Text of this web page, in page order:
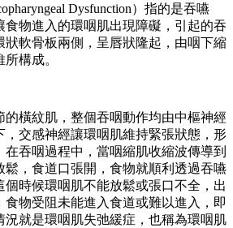
Dysfunction）指的是吞嚥
食物進入的環咽肌出現障礙，引起的吞
狀軟骨板兩側，呈唇狀隆起，由咽下縮
構成。
的橫紋肌，整個吞咽動作均由中樞神經
，交感神經讓環咽肌維持緊張狀態，形
在吞咽過程中，當咽縮肌收縮波傳導到
鬆，食道口張開，食物就順利透過吞嚥
時候環咽肌不能放鬆或張口不全，出
物受阻未能進入食道或難以進入，即
況就是環咽肌失弛緩症，也稱為環咽肌